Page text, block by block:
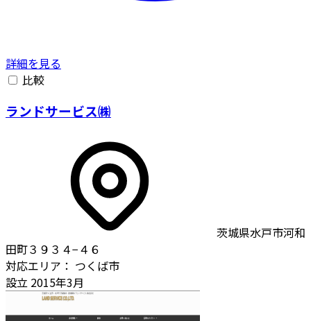
詳細を見る
比較
ランドサービス㈱
茨城県水戸市河和
田町３９３４−４６
対応エリア： つくば市
設立 2015年3月